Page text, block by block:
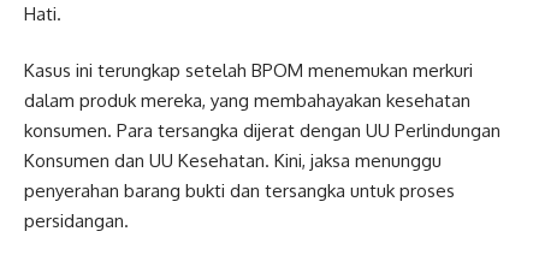
Hati.
Kasus ini terungkap setelah BPOM menemukan merkuri
dalam produk mereka, yang membahayakan kesehatan
konsumen. Para tersangka dijerat dengan UU Perlindungan
Konsumen dan UU Kesehatan. Kini, jaksa menunggu
penyerahan barang bukti dan tersangka untuk proses
persidangan.